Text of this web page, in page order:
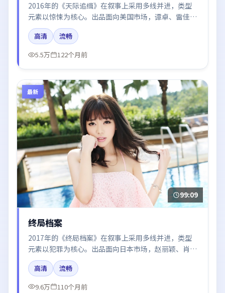
2016年的《天际追缉》在叙事上采用多线并进，类型
元素以惊悚为核心。出品面向美国市场，谭卓、雷佳
音、秦海璐、白宇、黄渤所饰角色推动关键反转，结尾
留白引发讨论。
高清
流畅
5.5万
122个月前
最新
99:09
终局档案
2017年的《终局档案》在叙事上采用多线并进，类型
元素以犯罪为核心。出品面向日本市场，赵丽颖、肖
战、王景春、木村拓哉所饰角色推动关键反转，结尾留
白引发讨论。
高清
流畅
9.6万
110个月前